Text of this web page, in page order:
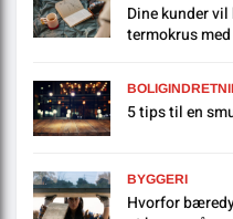
Dine kunder
termokrus
5 tips til en
BYGGERI
Hvorfor